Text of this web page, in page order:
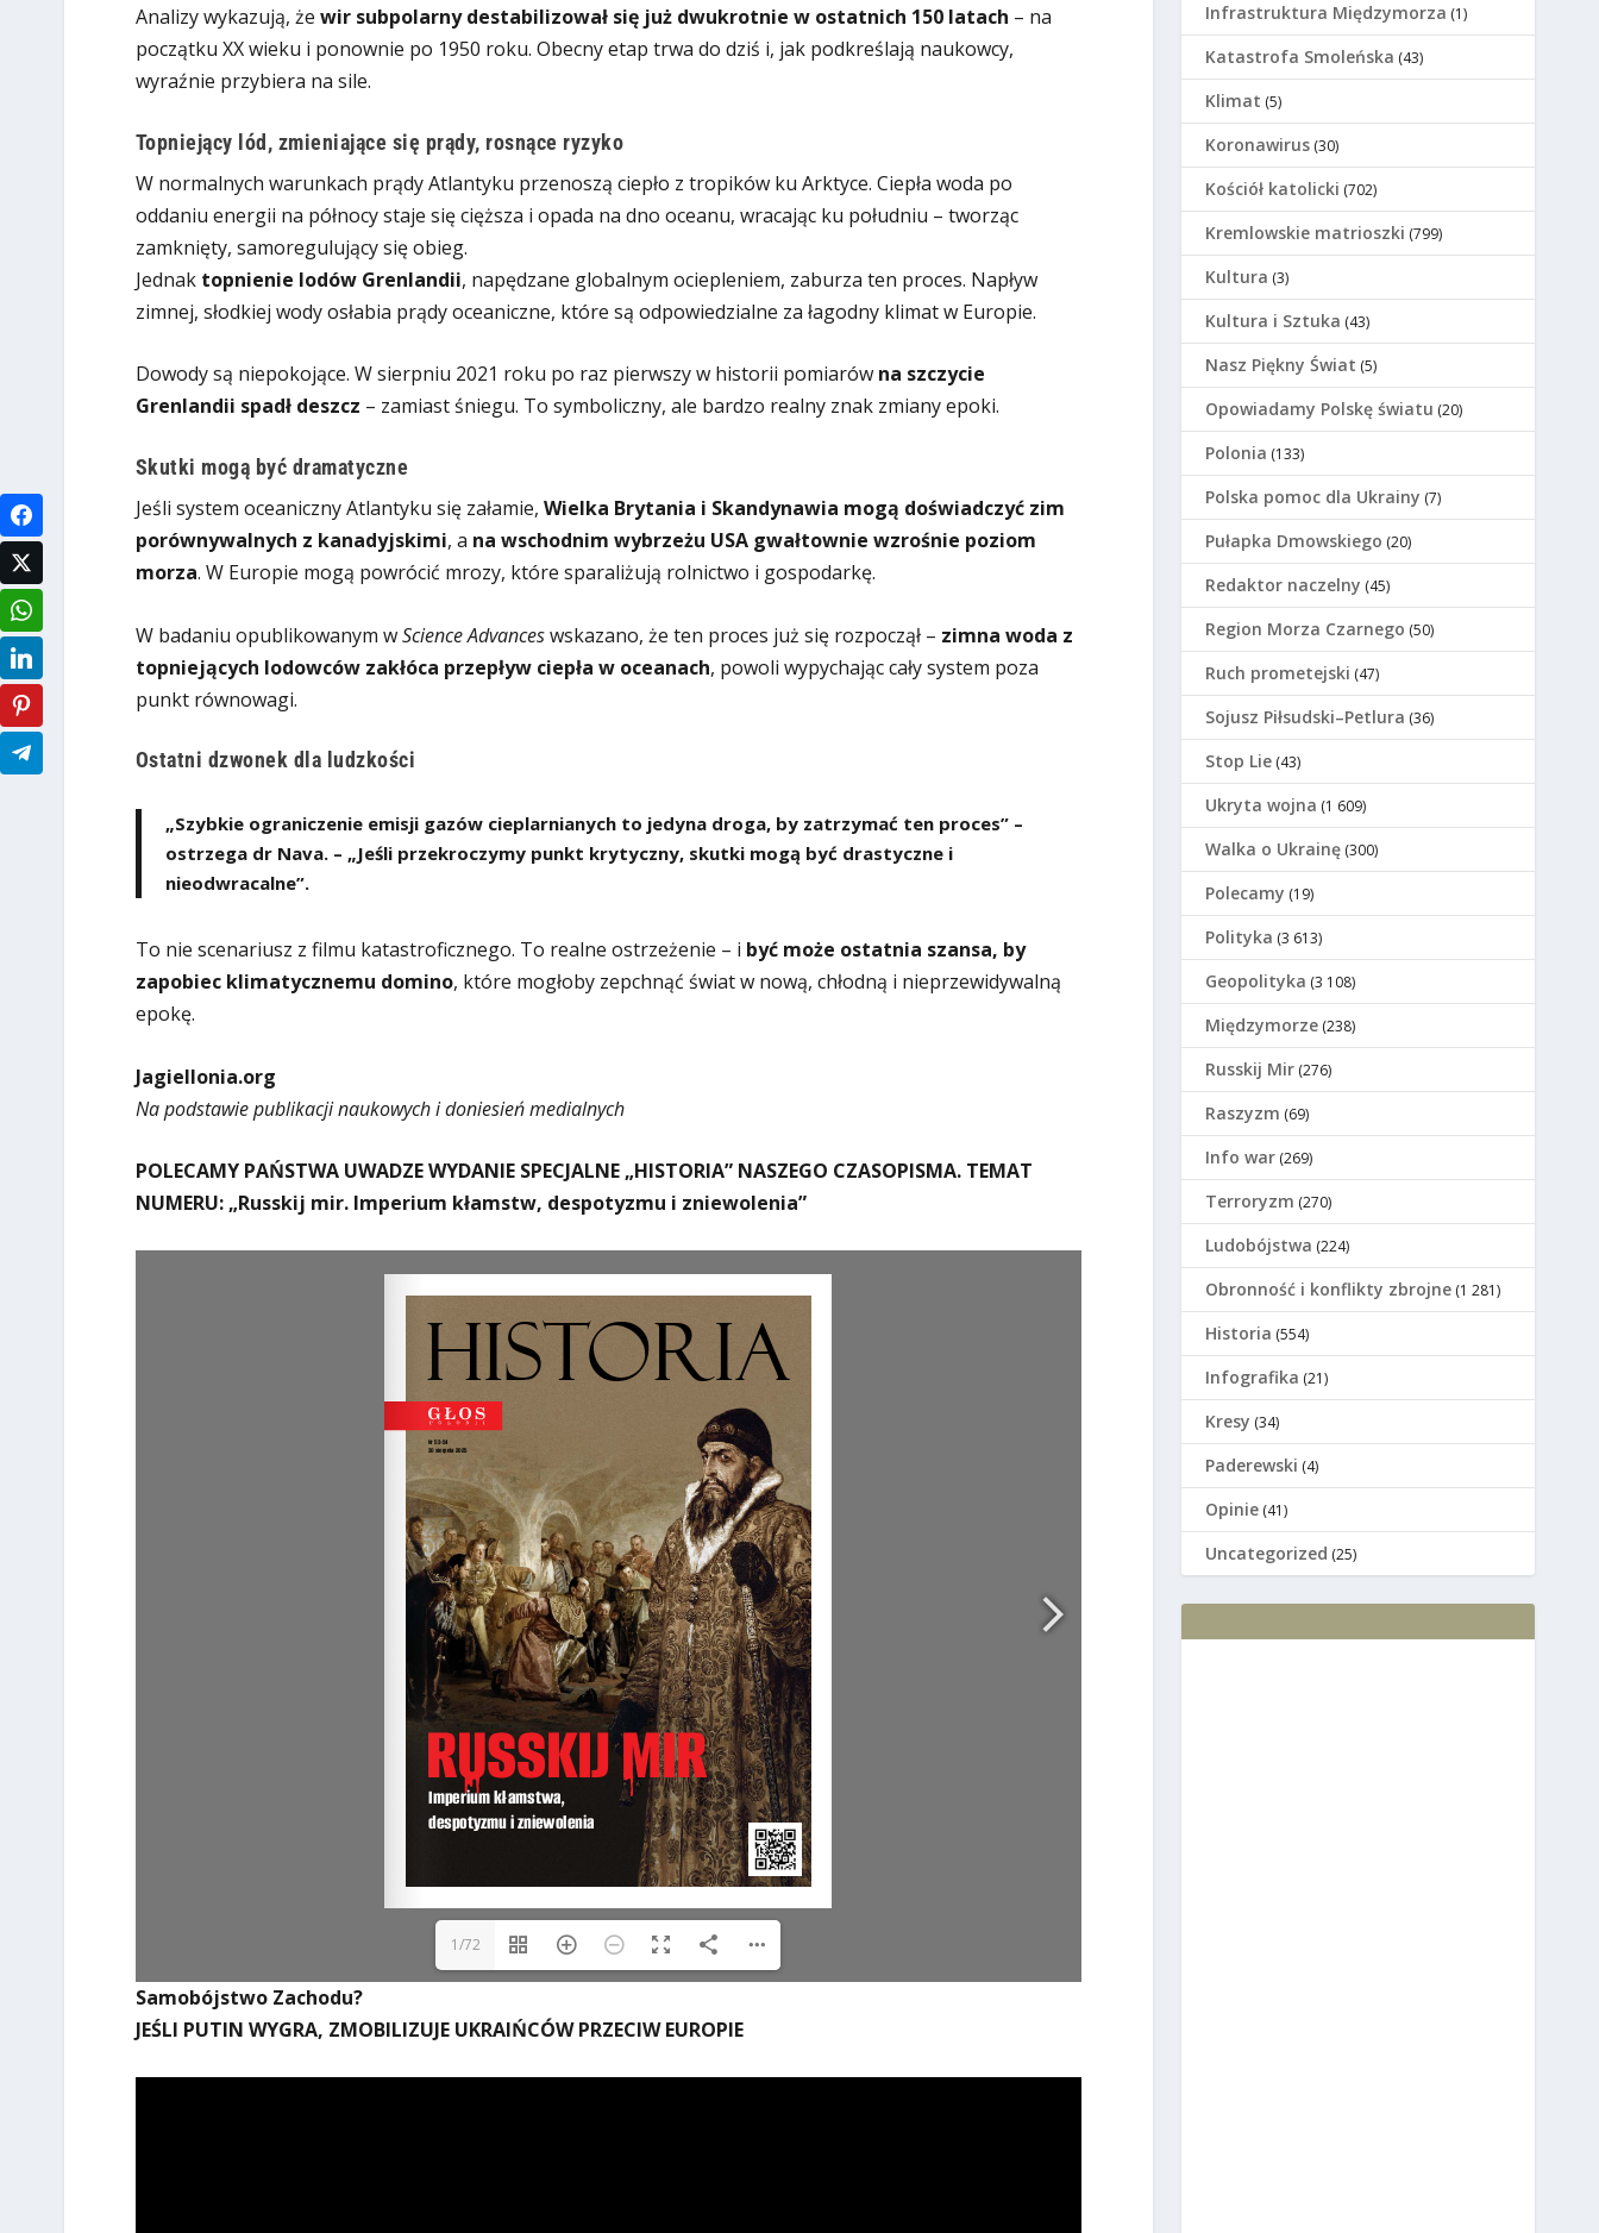
Analizy wykazują, że wir subpolarny destabilizował się już dwukrotnie w ostatnich 150 latach – na
początku XX wieku i ponownie po 1950 roku. Obecny etap trwa do dziś i, jak podkreślają naukowcy,
wyraźnie przybiera na sile.
Topniejący lód, zmieniające się prądy, rosnące ryzyko
W normalnych warunkach prądy Atlantyku przenoszą ciepło z tropików ku Arktyce. Ciepła woda po
oddaniu energii na północy staje się cięższa i opada na dno oceanu, wracając ku południu – tworząc
zamknięty, samoregulujący się obieg.
Jednak topnienie lodów Grenlandii, napędzane globalnym ociepleniem, zaburza ten proces. Napływ
zimnej, słodkiej wody osłabia prądy oceaniczne, które są odpowiedzialne za łagodny klimat w Europie.
Dowody są niepokojące. W sierpniu 2021 roku po raz pierwszy w historii pomiarów na szczycie
Grenlandii spadł deszcz – zamiast śniegu. To symboliczny, ale bardzo realny znak zmiany epoki.
Skutki mogą być dramatyczne
Jeśli system oceaniczny Atlantyku się załamie, Wielka Brytania i Skandynawia mogą doświadczyć zim
porównywalnych z kanadyjskimi, a na wschodnim wybrzeżu USA gwałtownie wzrośnie poziom
morza. W Europie mogą powrócić mrozy, które sparaliżują rolnictwo i gospodarkę.
W badaniu opublikowanym wScience Advanceswskazano, że ten proces już się rozpoczął – zimna woda z
topniejących lodowców zakłóca przepływ ciepła w oceanach, powoli wypychając cały system poza
punkt równowagi.
Ostatni dzwonek dla ludzkości
„Szybkie ograniczenie emisji gazów cieplarnianych to jedyna droga, by zatrzymać ten proces” –
ostrzega dr Nava. – „Jeśli przekroczymy punkt krytyczny, skutki mogą być drastyczne i
nieodwracalne”.
To nie scenariusz z filmu katastroficznego. To realne ostrzeżenie – i być może ostatnia szansa, by
zapobiec klimatycznemu domino, które mogłoby zepchnąć świat w nową, chłodną i nieprzewidywalną
epokę.
Jagiellonia.org
Na podstawie publikacji naukowych i doniesień medialnych
POLECAMY PAŃSTWA UWADZE WYDANIE SPECJALNE „HISTORIA” NASZEGO CZASOPISMA. TEMAT
NUMERU: „Russkij mir. Imperium kłamstw, despotyzmu i zniewolenia”
1/72
Samobójstwo Zachodu?
JEŚLI PUTIN WYGRA, ZMOBILIZUJE UKRAIŃCÓW PRZECIW EUROPIE
Infrastruktura Międzymorza (1)
Katastrofa Smoleńska (43)
Klimat (5)
Koronawirus (30)
Kościół katolicki (702)
Kremlowskie matrioszki (799)
Kultura (3)
Kultura i Sztuka (43)
Nasz Piękny Świat (5)
Opowiadamy Polskę światu (20)
Polonia (133)
Polska pomoc dla Ukrainy (7)
Pułapka Dmowskiego (20)
Redaktor naczelny (45)
Region Morza Czarnego (50)
Ruch prometejski (47)
Sojusz Piłsudski–Petlura (36)
Stop Lie (43)
Ukryta wojna (1 609)
Walka o Ukrainę (300)
Polecamy (19)
Polityka (3 613)
Geopolityka (3 108)
Międzymorze (238)
Russkij Mir (276)
Raszyzm (69)
Info war (269)
Terroryzm (270)
Ludobójstwa (224)
Оbronność i konflikty zbrojne (1 281)
Historia (554)
Infografika (21)
Kresy (34)
Paderewski (4)
Opinie (41)
Uncategorized (25)